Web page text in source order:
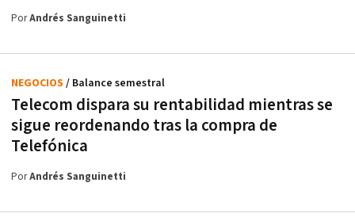
PorAndrés Sanguinetti
Telecom dispara su rentabilidad mientras se
sigue reordenando tras la compra de
Telefónica
NEGOCIOS / Balance semestral
PorAndrés Sanguinetti